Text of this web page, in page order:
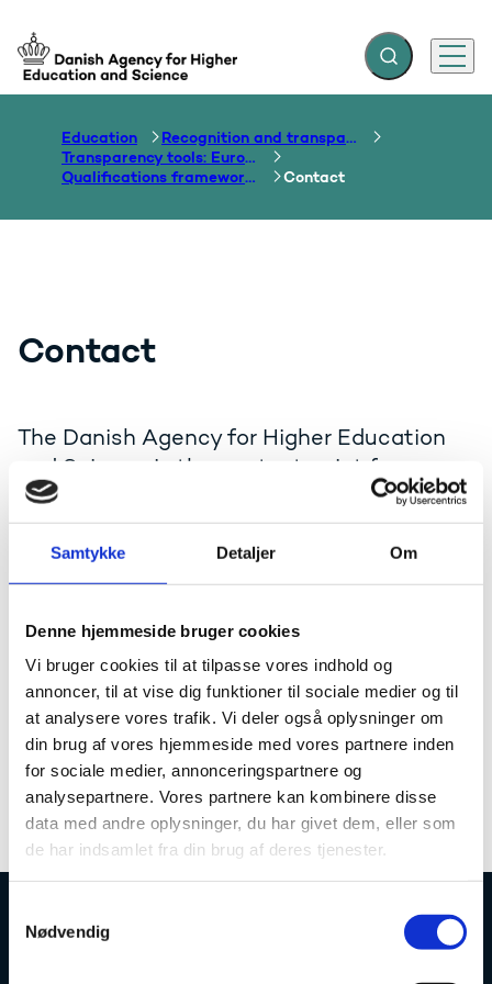
Samtykke Detaljer Om
Denne hjemmeside bruger cookies
Vi bruger cookies til at tilpasse vores indhold og
annoncer, til at vise dig funktioner til sociale medier og til
at analysere vores trafik. Vi deler også oplysninger om
din brug af vores hjemmeside med vores partnere inden
for sociale medier, annonceringspartnere og
analysepartnere. Vores partnere kan kombinere disse
data med andre oplysninger, du har givet dem, eller som
de har indsamlet fra din brug af deres tjenester.
Nødvendig
Go to frontpage Expand search
Menu
Education
Recognition and transparency of qualifications
Transparency tools: Europass, ECTS, EQF etc.
Qualifications frameworks
Contact
Contact
The Danish Agency for Higher Education
and Science is the contact point for
questions regarding the Danish
Qualifications Framework for Lifelong
Learning and the European Qualifications
Framework (EQF).
If you have any questions not answered by this
website, you are welcome to send us an e-mail.
We are also happy to receive your comments on or
suggestions for the website.
E-mail:eqf@ufm.dk
Telephone: You can call Senior Adviser Allan Bruun
Pedersen on (+45) 7231 8858.
Danish Agency for Higher Education and